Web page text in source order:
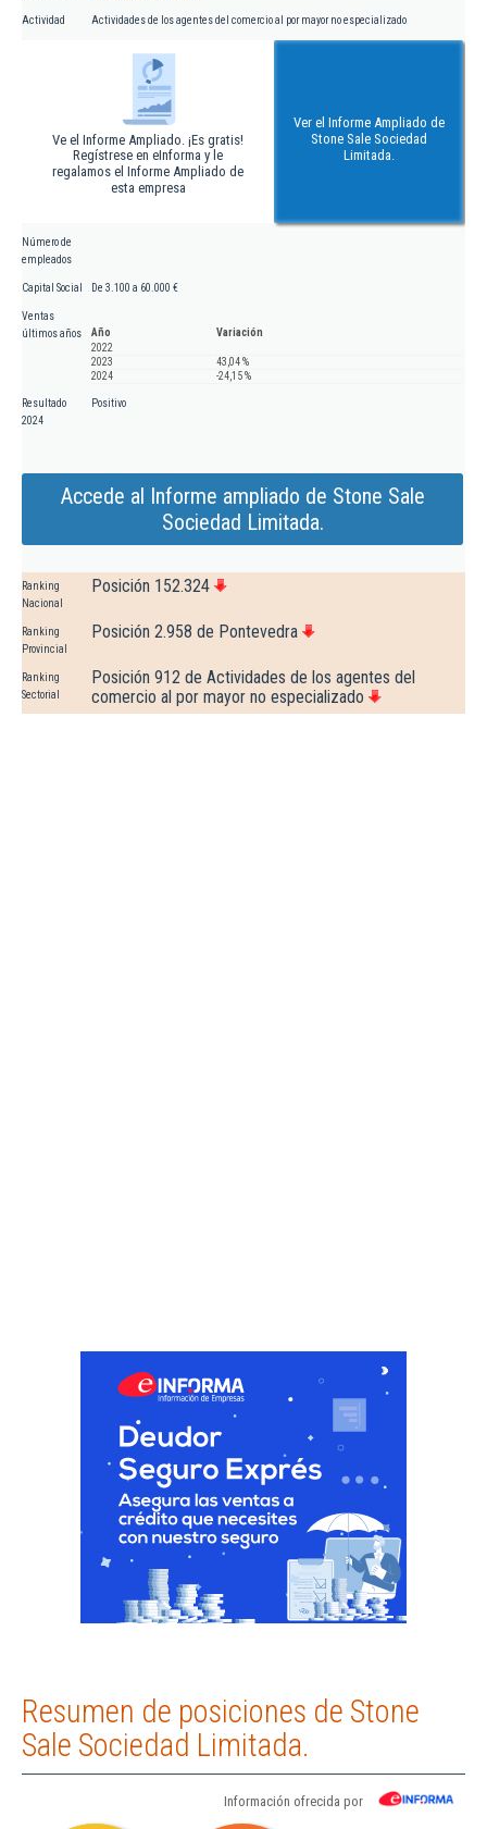
Actividad Actividades de los agentes del comercio al por mayor no especializado
Ve el Informe Ampliado. ¡Es gratis!
Regístrese en eInforma y le
regalamos el Informe Ampliado de
esta empresa
Ver el Informe Ampliado de
Stone Sale Sociedad
Limitada.
Número de
empleados
Capital Social De 3.100 a 60.000 €
Ventas
últimos años
Año
Variación
2022
2023
43,04 %
2024
-24,15 %
Resultado
2024
Positivo
Accede al Informe ampliado de Stone Sale
Sociedad Limitada.
Ranking
Nacional
Posición 152.324
Ranking
Provincial
Posición 2.958 de Pontevedra
Ranking
Sectorial
Posición 912 de Actividades de los agentes del
comercio al por mayor no especializado
Resumen de posiciones de Stone
Sale Sociedad Limitada.
Información ofrecida por